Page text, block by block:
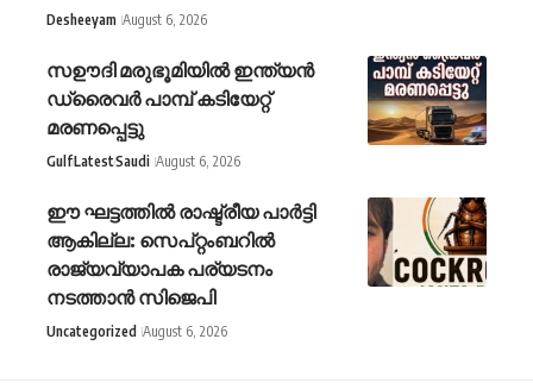
Desheeyam August 6, 2026
സഊദി മരുഭൂമിയിൽ ഇന്ത്യൻ
ഡ്രൈവർ പാമ്പ് കടിയേറ്റ്
മരണപ്പെട്ടു
GulfLatestSaudi August 6, 2026
ഈ ഘട്ടത്തിൽ രാഷ്ട്രീയ പാർട്ടി
ആകില്ല: സെപ്റ്റംബറിൽ
രാജ്യവ്യാപക പര്യടനം
നടത്താൻ സിജെപി
Uncategorized August 6, 2026